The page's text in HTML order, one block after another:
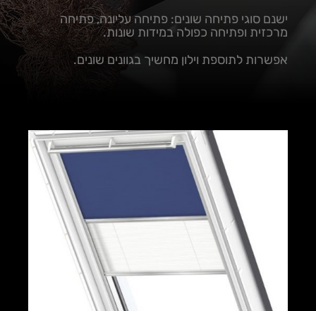
ישנם סוגי פתיחה שונים: פתיחה עליונה, פתיחה
מרכזית ופתיחה כפולה במידות שונות.
אפשרות לתוספת וילון מחשיך בגוונים שונים.